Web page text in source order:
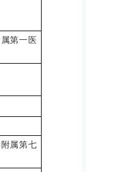
第一医
属第七